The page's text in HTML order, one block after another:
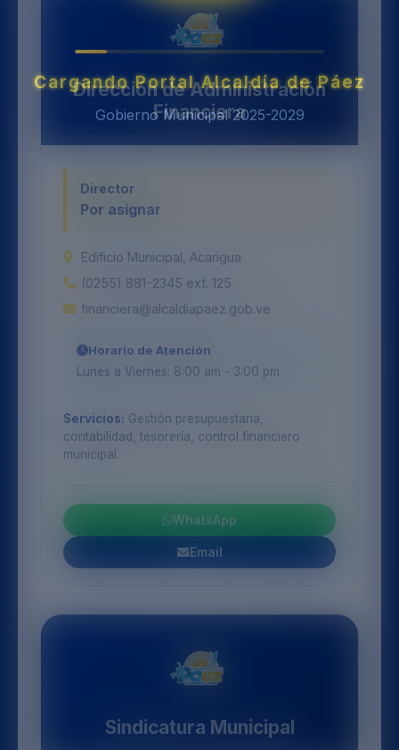
Dirección de Administración
Financiera
Director
Por asignar
Edificio Municipal, Acarigua
(0255) 881-2345 ext. 125
financiera@alcaldiapaez.gob.ve
Horario de Atención
Lunes a Viernes: 8:00 am - 3:00 pm
Servicios: Gestión presupuestaria,
contabilidad, tesorería, control financiero
municipal.
WhatsApp
Email
Sindicatura Municipal